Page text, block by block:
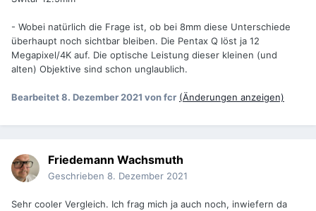
- Wobei natürlich die Frage ist, ob bei 8mm diese Unterschiede
überhaupt noch sichtbar bleiben. Die Pentax Q löst ja 12
Megapixel/4K auf. Die optische Leistung dieser kleinen (und
alten) Objektive sind schon unglaublich.
Bearbeitet8. Dezember 2021 von fcr (Änderungen anzeigen)
Friedemann Wachsmuth
Geschrieben 8. Dezember 2021
Sehr cooler Vergleich. Ich frag mich ja auch noch, inwiefern da